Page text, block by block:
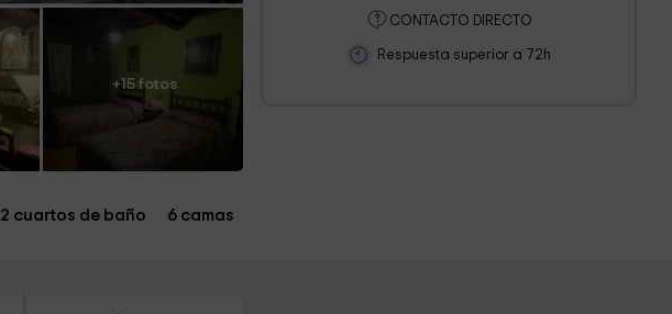
+15 fotos
CONTACTO DIRECTO
Respuesta superior a 72h
2 cuartos de baño 6 camas